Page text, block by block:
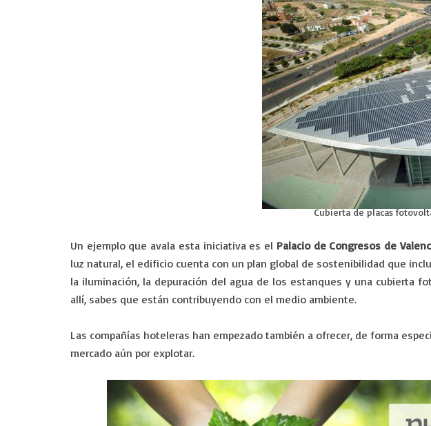
Cubierta de placas
Un ejemplo que avala esta iniciativa es el Palacio de Congresos de
luz natural, el edificio cuenta con un plan global de sostenibilidad que
la iluminación, la depuración del agua de los estanques y una cubierta
allí, sabes que están contribuyendo con el medio ambiente.
Las compañías hoteleras han empezado también a ofrecer, de forma
mercado aún por explotar.